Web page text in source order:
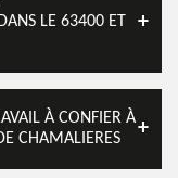
LE 63400 ET
À CONFIER À
CHAMALIERES